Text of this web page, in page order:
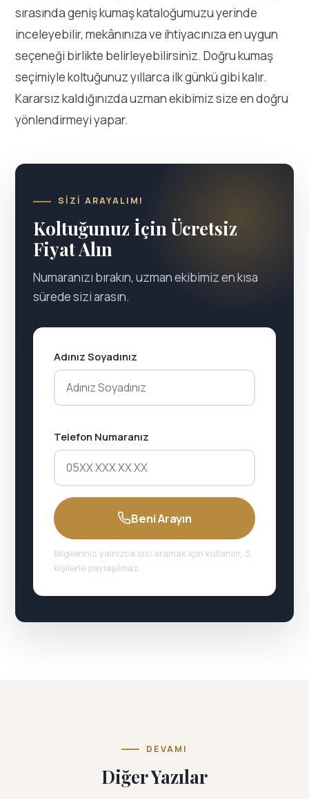
sırasında geniş kumaş kataloğumuzu yerinde
inceleyebilir, mekânınıza ve ihtiyacınıza en uygun
seçeneği birlikte belirleyebilirsiniz. Doğru kumaş
seçimiyle koltuğunuz yıllarca ilk günkü gibi kalır.
Kararsız kaldığınızda uzman ekibimiz size en doğru
yönlendirmeyi yapar.
SIZI ARAYALIM!
Koltuğunuz İçin Ücretsiz
Fiyat Alın
Numaranızı bırakın, uzman ekibimiz en kısa
sürede sizi arasın.
Adınız Soyadınız
Telefon Numaranız
Beni Arayın
Bilgileriniz yalnızca sizi aramak için kullanılır, 3.
kişilerle paylaşılmaz.
DEVAMI
Diğer Yazılar